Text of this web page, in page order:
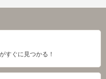
すぐに見つかる！